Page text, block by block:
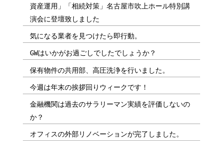
資産運用」「相続対策」名古屋市吹上ホール特別講
演会に登壇致しました
気になる業者を見つけたら即行動。
GWはいかがお過ごしでしたでしょうか？
保有物件の共用部、高圧洗浄を行いました。
今週は年末の挨拶回りウィークです！
金融機関は過去のサラリーマン実績を評価しないの
か？
オフィスの外部リノベーションが完了しました。